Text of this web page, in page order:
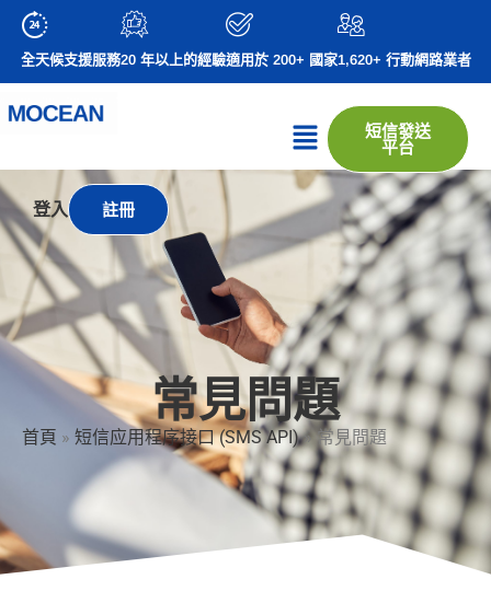
全天候支援服務20 年以上的經驗適用於 200+ 國家1,620+ 行動網路業者
短信發送
平台
登入 註冊
常見問題
首頁 » 短信应用程序接口 (SMS API)»常見問題